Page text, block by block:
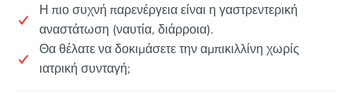
Η πιο συχνή παρενέργεια είναι η γαστρεντερική
αναστάτωση (ναυτία, διάρροια).
Θα θέλατε να δοκιμάσετε την αμπικιλλίνη χωρίς
ιατρική συνταγή;